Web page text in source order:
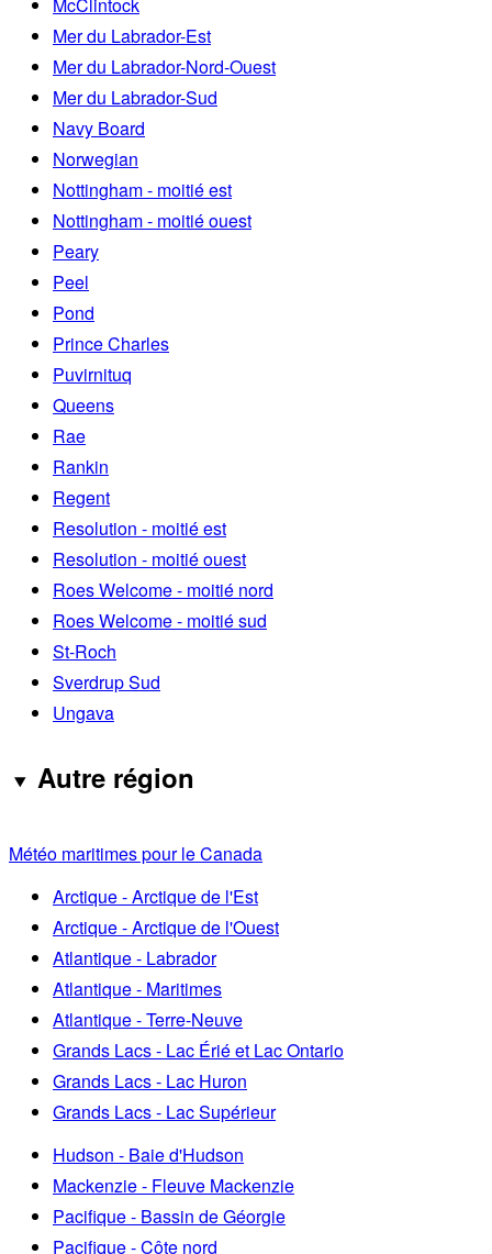
McClintock
Mer du Labrador-Est
Mer du Labrador-Nord-Ouest
Mer du Labrador-Sud
Navy Board
Norwegian
Nottingham - moitié est
Nottingham - moitié ouest
Peary
Peel
Pond
Prince Charles
Puvirnituq
Queens
Rae
Rankin
Regent
Resolution - moitié est
Resolution - moitié ouest
Roes Welcome - moitié nord
Roes Welcome - moitié sud
St-Roch
Sverdrup Sud
Ungava
Autre région
Météo maritimes pour le Canada
Arctique - Arctique de l'Est
Arctique - Arctique de l'Ouest
Atlantique - Labrador
Atlantique - Maritimes
Atlantique - Terre-Neuve
Grands Lacs - Lac Érié et Lac Ontario
Grands Lacs - Lac Huron
Grands Lacs - Lac Supérieur
Hudson - Baie d'Hudson
Mackenzie - Fleuve Mackenzie
Pacifique - Bassin de Géorgie
Pacifique - Côte nord